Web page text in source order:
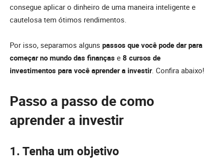
consegue aplicar o dinheiro de uma maneira inteligente e
cautelosa tem ótimos rendimentos.
Por isso, separamos alguns passos que você pode dar para
começar no mundo das finanças e 8 cursos de
investimentos para você aprender a investir. Confira abaixo!
Passo a passo de como
aprender a investir
1. Tenha um objetivo